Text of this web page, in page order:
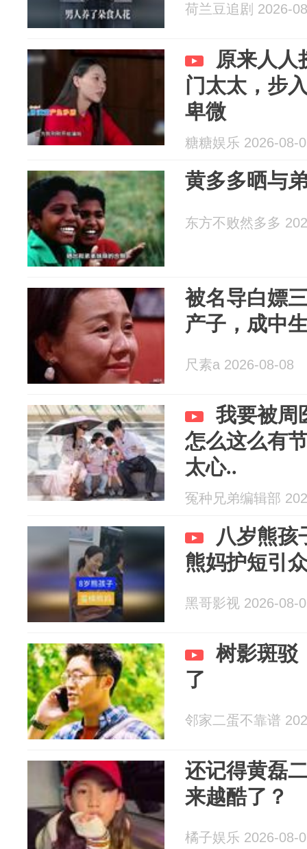
荷兰豆追剧 2026-
原来人人
门太太，步
卑微
糖糖娱乐 2026-08-
黄多多晒与
东方不败然多多
被名导白嫖
产子，成中
尺素a 2026-08-08
我要被周
怎么这么有
太心..
冤种兄弟编辑部
八岁熊孩
熊妈护短引
黑哥影视 2026-08-
树影斑驳
了
邻家二蛋不靠谱
还记得黄磊
来越酷了？
橘子娱乐 2026-08-